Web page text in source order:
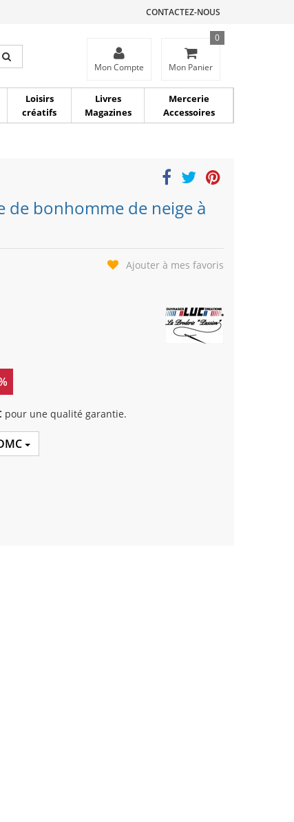
CONTACTEZ-NOUS
Mon Compte Mon Panier
0
Loisirs
créatifs
Livres
Magazines
Mercerie
Accessoires
de bonhomme de neige à
Ajouter à mes favoris
pour une qualité garantie.